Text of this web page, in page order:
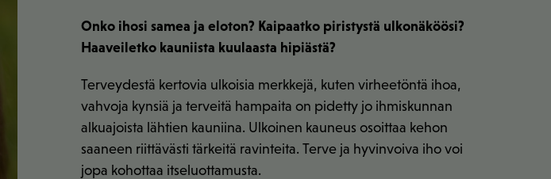
Onko ihosi samea ja eloton? Kaipaatko piristystä ulkonäköösi?
Haaveiletko kauniista kuulaasta hipiästä?
Terveydestä kertovia ulkoisia merkkejä, kuten virheetöntä ihoa,
vahvoja kynsiä ja terveitä hampaita on pidetty jo ihmiskunnan
alkuajoista lähtien kauniina. Ulkoinen kauneus osoittaa kehon
saaneen riittävästi tärkeitä ravinteita. Terve ja hyvinvoiva iho voi
jopa kohottaa itseluottamusta.